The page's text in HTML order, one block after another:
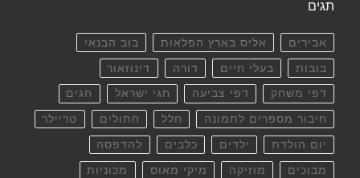
תגים
אבירים אליס בארץ הפלאות בוב הבנאי
בובות בעלי חיים דורה דינוזאור
דפי משחק דפי צביעה חגי ישראל חגים
חיבור מספרים לתמונה חלל חתולים טריילר
יום הולדת ילדים כלבים להדפסה
מבוכים מוזיקה מיקי מאוס מכוניות